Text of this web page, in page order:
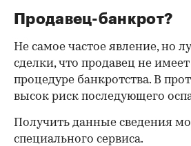
Продавец-банкрот?
Не самое частое явление, но
сделки, что продавец не
процедуре банкротства. В
высок риск последующего
Получить данные сведения
специального сервиса.